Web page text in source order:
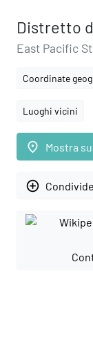
Distretto
East Pacific
Coordinate
Luoghi vicini
place Mostra
add_circle_outline